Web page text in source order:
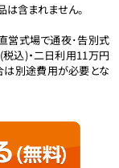
含まれません。
営式場で通夜･告別式
込)・二日利用11万円
は別途費用が必要とな